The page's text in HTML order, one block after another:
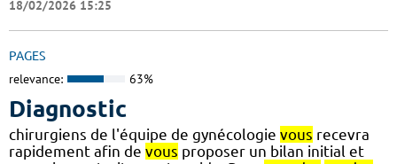
18/02/2026 15:25
PAGES
relevance: 63%
Diagnostic
chirurgiens de l'équipe de gynécologie vous recevra
rapidement afin de vous proposer un bilan initial et